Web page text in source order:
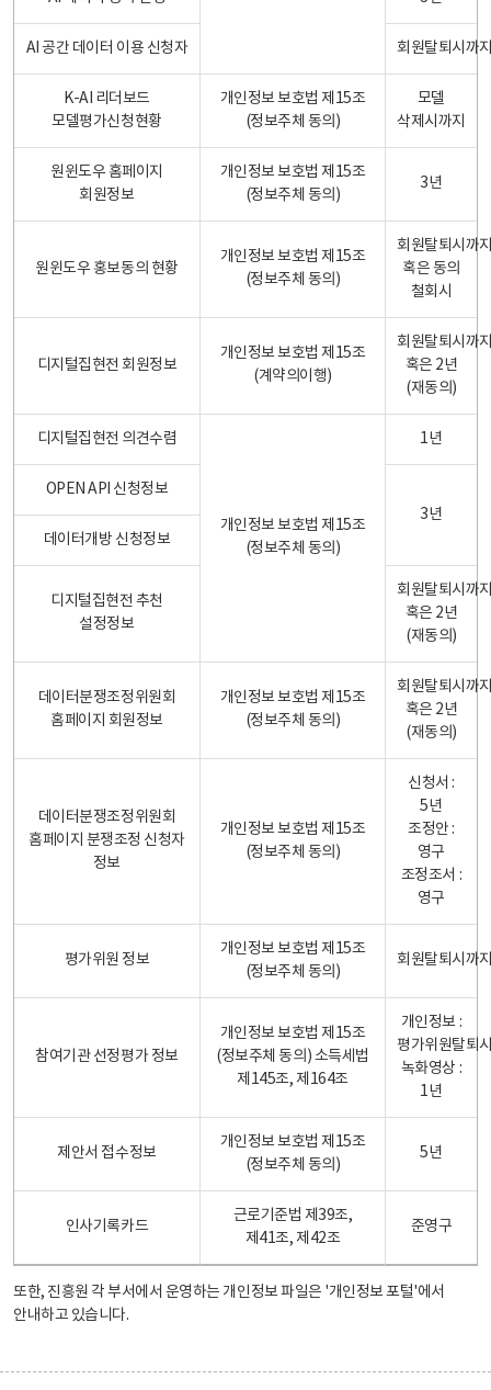
AI 공간 데이터 이용 신청자 회원탈퇴시까
K-AI 리더보드
모델평가신청현황
개인정보 보호법 제15조
(정보주체 동의)
모델
삭제시까지
원윈도우 홈페이지
회원정보
개인정보 보호법 제15조
(정보주체 동의)
3년
원윈도우 홍보동의 현황
개인정보 보호법 제15조
(정보주체 동의)
회원탈퇴시까
혹은 동의
철회시
디지털집현전 회원정보
개인정보 보호법 제15조
(계약의이행)
회원탈퇴시까
혹은 2년
(재동의)
디지털집현전 의견수렴
개인정보 보호법 제15조
(정보주체 동의)
1년
OPEN API 신청정보
3년
데이터개방 신청정보
디지털집현전 추천
설정정보
회원탈퇴시까
혹은 2년
(재동의)
데이터분쟁조정위원회
홈페이지 회원정보
개인정보 보호법 제15조
(정보주체 동의)
회원탈퇴시까
혹은 2년
(재동의)
데이터분쟁조정위원회
홈페이지 분쟁조정 신청자
정보
개인정보 보호법 제15조
(정보주체 동의)
신청서 :
5년
조정안 :
영구
조정조서 :
영구
평가위원 정보
개인정보 보호법 제15조
(정보주체 동의)
회원탈퇴시까
참여기관 선정평가 정보
개인정보 보호법 제15조
(정보주체 동의) 소득세법
제145조, 제164조
개인정보 :
평가위원탈퇴
녹화영상 :
1년
제안서 접수정보
개인정보 보호법 제15조
(정보주체 동의)
5년
인사기록카드
근로기준법 제39조,
제41조, 제42조
준영구
또한, 진흥원 각 부서에서 운영하는 개인정보 파일은 '개인정보 포털'에서
안내하고 있습니다.